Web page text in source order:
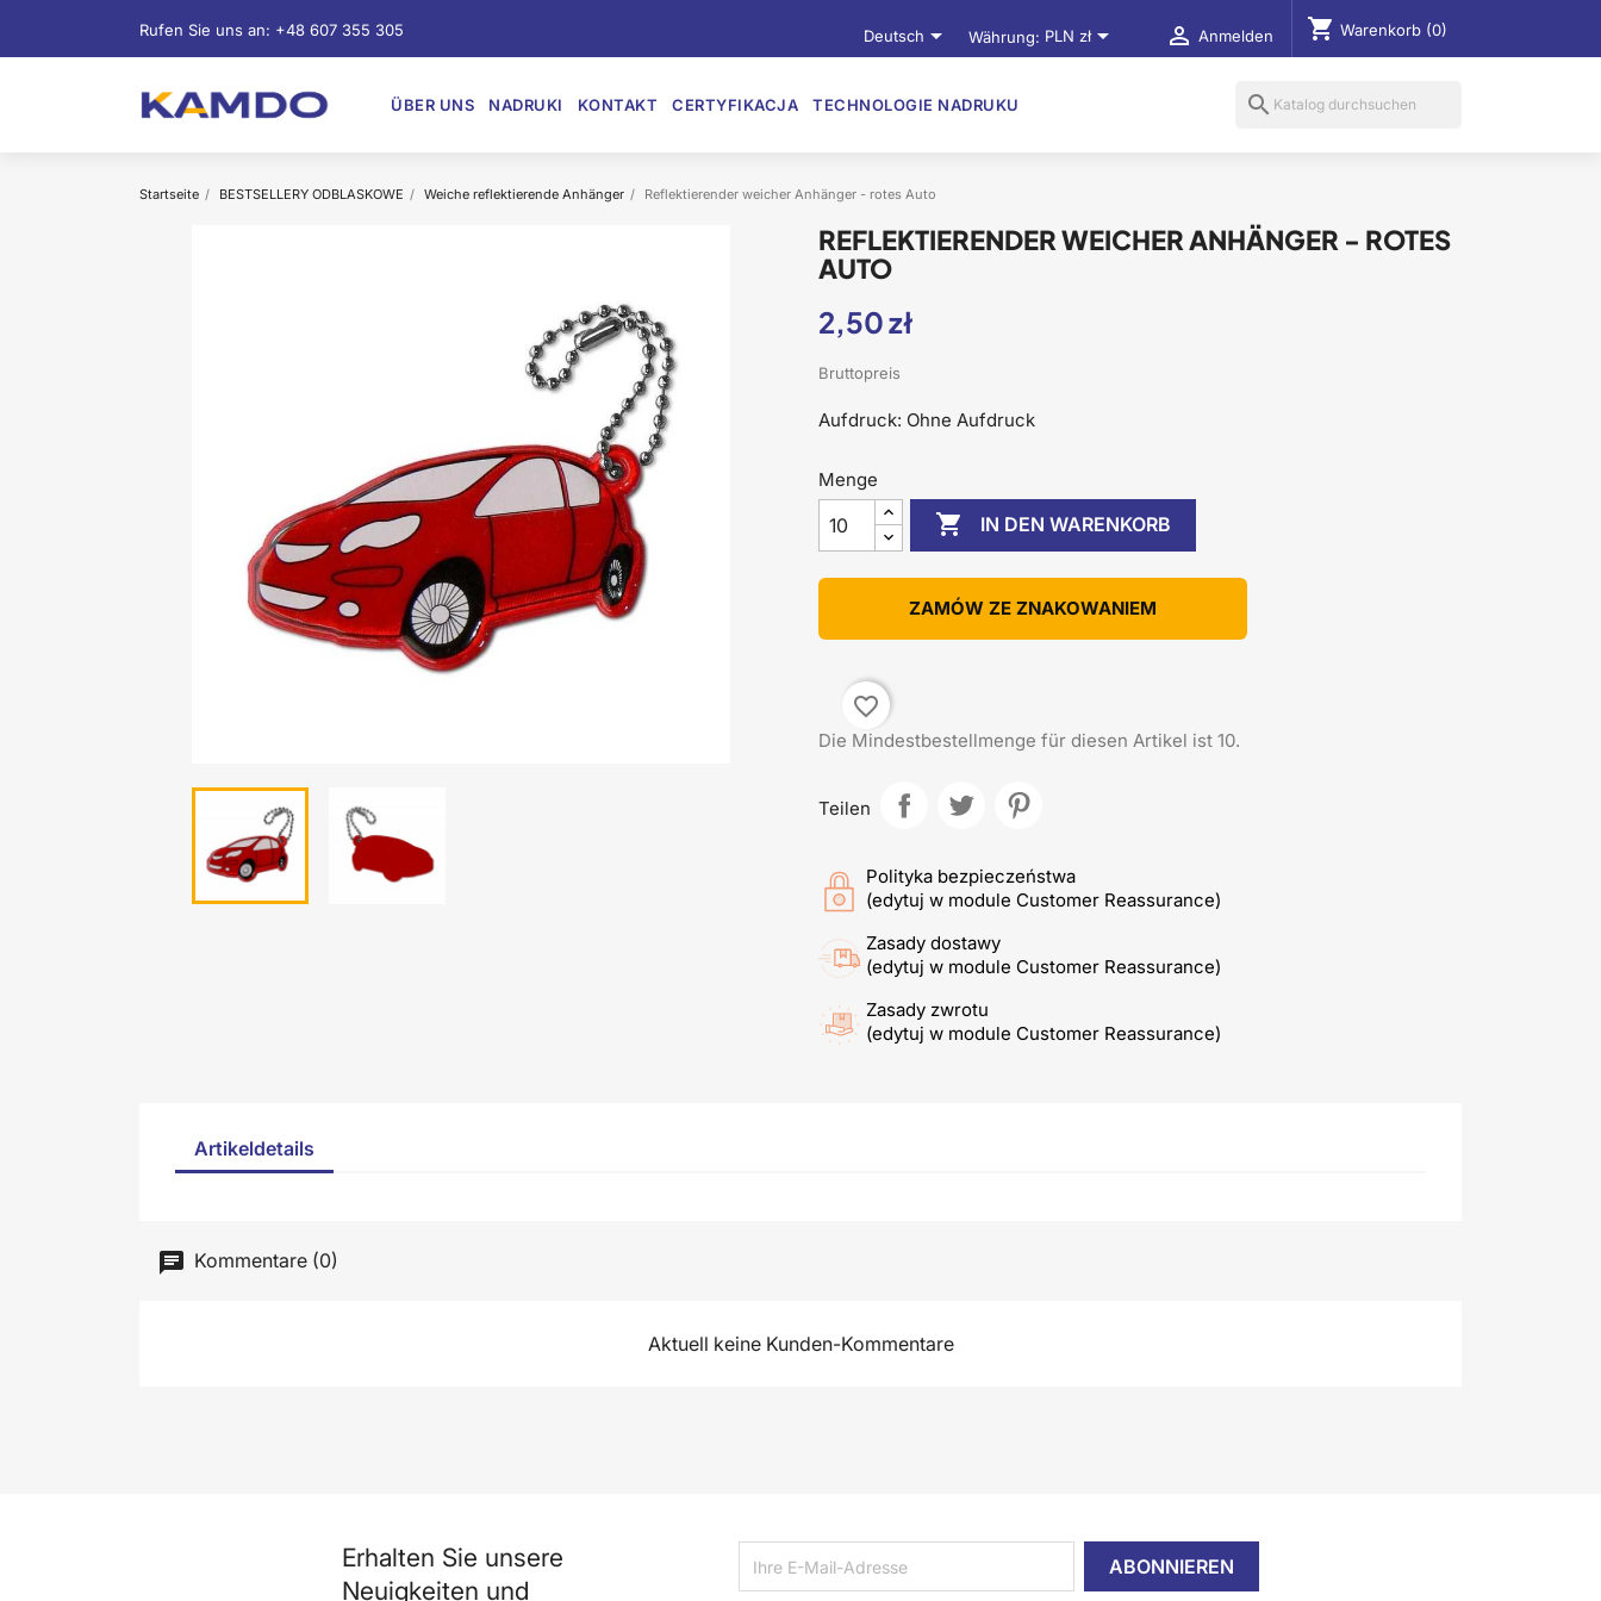
Rufen Sie uns an: +48 607 355 305 Deutsch Währung: PLN zł  Anmelden shopping_cart Warenkorb (0)
ÜBER UNS NADRUKI KONTAKT CERTYFIKACJA TECHNOLOGIE NADRUKU search
Startseite BESTSELLERY ODBLASKOWE Weiche reflektierende Anhänger Reflektierender weicher Anhänger - rotes Auto
REFLEKTIERENDER WEICHER ANHÄNGER - ROTES
AUTO
2,50 zł
Bruttopreis
Aufdruck: Ohne Aufdruck
Menge
 IN DEN WARENKORB
ZAMÓW ZE ZNAKOWANIEM
favorite_border
Die Mindestbestellmenge für diesen Artikel ist 10.
Teilen
Polityka bezpieczeństwa
(edytuj w module Customer Reassurance)
Zasady dostawy
(edytuj w module Customer Reassurance)
Zasady zwrotu
(edytuj w module Customer Reassurance)
Artikeldetails
Kommentare (0)
Aktuell keine Kunden-Kommentare
Erhalten Sie unsere
Neuigkeiten und